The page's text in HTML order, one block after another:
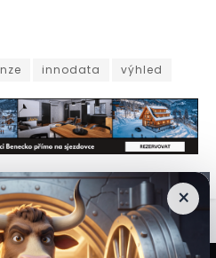
odvětví prochází
innodata výhled
×